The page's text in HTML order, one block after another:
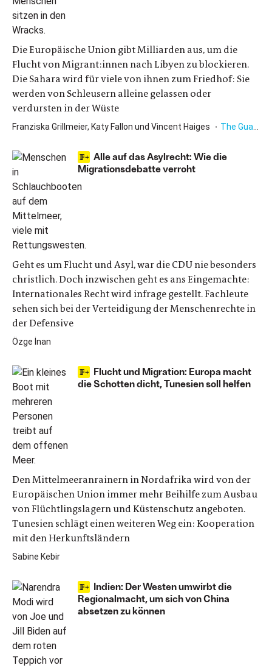
Die Europäische Union gibt Milliarden aus, um die
Flucht von Migrant:innen nach Libyen zu blockieren.
Die Sahara wird für viele von ihnen zum Friedhof: Sie
werden von Schleusern alleine gelassen oder
verdursten in der Wüste
Franziska Grillmeier, Katy Fallon und Vincent Haiges The Guardian
Alle auf das Asylrecht: Wie die
Migrationsdebatte verroht
Geht es um Flucht und Asyl, war die CDU nie besonders
christlich. Doch inzwischen geht es ans Eingemachte:
Internationales Recht wird infrage gestellt. Fachleute
sehen sich bei der Verteidigung der Menschenrechte in
der Defensive
Özge İnan
Flucht und Migration: Europa macht
die Schotten dicht, Tunesien soll helfen
Den Mittelmeeranrainern in Nordafrika wird von der
Europäischen Union immer mehr Beihilfe zum Ausbau
von Flüchtlingslagern und Küstenschutz angeboten.
Tunesien schlägt einen weiteren Weg ein: Kooperation
mit den Herkunftsländern
Sabine Kebir
Indien: Der Westen umwirbt die
Regionalmacht, um sich von China
absetzen zu können